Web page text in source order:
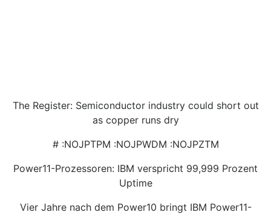
The Register: Semiconductor industry could short out
as copper runs dry
# :NOJPTPM :NOJPWDM :NOJPZTM
Power11-Prozessoren: IBM verspricht 99,999 Prozent
Uptime
Vier Jahre nach dem Power10 bringt IBM Power11-